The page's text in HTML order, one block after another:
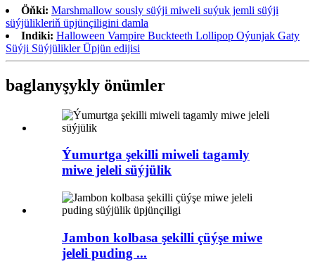
Öňki: Marshmallow sously süýji miweli suýuk jemli süýji
süýjülikleriň üpjünçiligini damla
Indiki: Halloween Vampire Buckteeth Lollipop Oýunjak Gaty
Süýji Süýjülikler Üpjün edijisi
baglanyşykly önümler
Ýumurtga şekilli miweli tagamly
miwe jeleli süýjülik
Jambon kolbasa şekilli çüýşe miwe
jeleli puding ...